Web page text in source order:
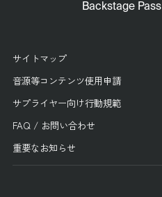
Backstage Pass
サイトマップ
音源等コンテンツ使用申請
サプライヤー向け行動規範
FAQ / お問い合わせ
重要なお知らせ